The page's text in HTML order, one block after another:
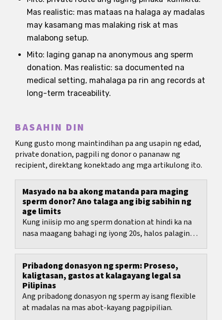
Mas realistic: mas mataas na halaga ay madalas
may kasamang mas malaking risk at mas
malabong setup.
Mito: laging ganap na anonymous ang sperm
donation. Mas realistic: sa documented na
medical setting, mahalaga pa rin ang records at
long-term traceability.
BASAHIN DIN
Kung gusto mong maintindihan pa ang usapin ng edad,
private donation, pagpili ng donor o pananaw ng
recipient, direktang konektado ang mga artikulong ito.
Masyado na ba akong matanda para maging
sperm donor? Ano talaga ang ibig sabihin ng
age limits
Kung iniisip mo ang sperm donation at hindi ka na
nasa maagang bahagi ng iyong 20s, halos palaging
ba...
Pribadong donasyon ng sperm: Proseso,
kaligtasan, gastos at kalagayang legal sa
Pilipinas
Ang pribadong donasyon ng sperm ay isang flexible
at madalas na mas abot-kayang pagpipilian.